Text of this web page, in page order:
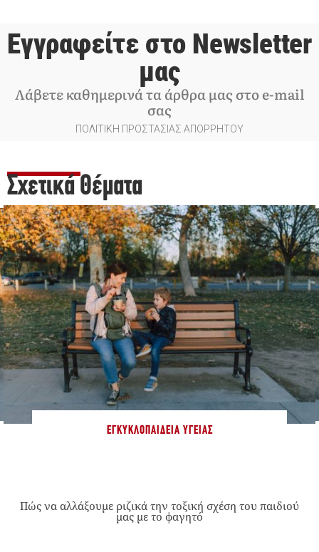
Εγγραφείτε στο Newsletter
μας
Λάβετε καθημερινά τα άρθρα μας στο e-mail
σας
ΠΟΛΙΤΙΚΗ ΠΡΟΣΤΑΣΙΑΣ ΑΠΟΡΡΗΤΟΥ
Σχετικά Θέματα
ΕΓΚΥΚΛΟΠΑΊΔΕΙΑ ΥΓΕΊΑΣ
Πώς να αλλάξουμε ριζικά την τοξική σχέση του παιδιού
μας με το φαγητό